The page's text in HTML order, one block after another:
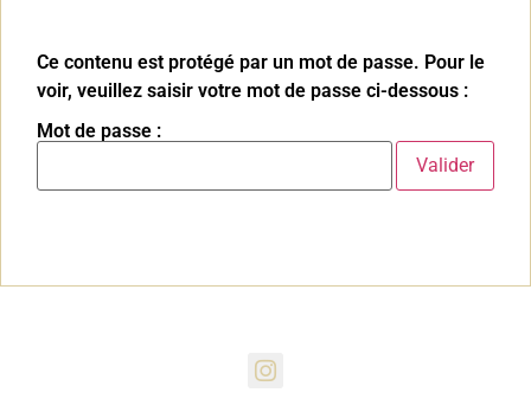
Ce contenu est protégé par un mot de passe. Pour le
voir, veuillez saisir votre mot de passe ci-dessous :
Mot de passe :